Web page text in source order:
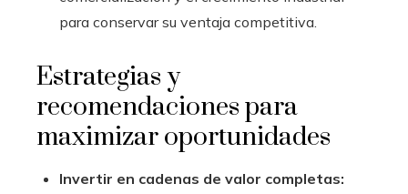
para conservar su ventaja competitiva.
Estrategias y
recomendaciones para
maximizar oportunidades
Invertir en cadenas de valor completas: